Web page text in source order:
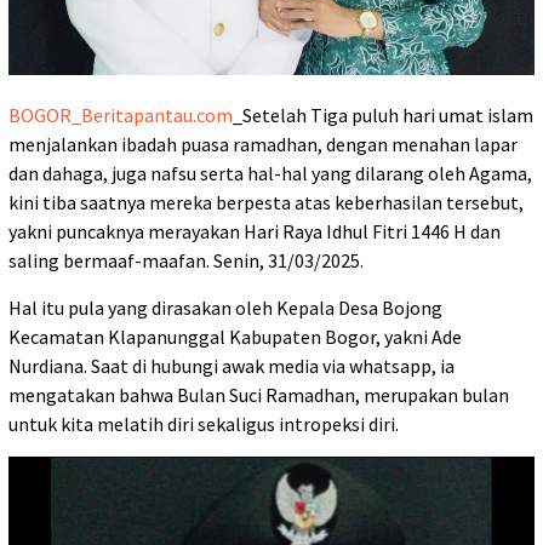
BOGOR_Beritapantau.com _Setelah Tiga puluh hari umat islam
menjalankan ibadah puasa ramadhan, dengan menahan lapar
dan dahaga, juga nafsu serta hal-hal yang dilarang oleh Agama,
kini tiba saatnya mereka berpesta atas keberhasilan tersebut,
yakni puncaknya merayakan Hari Raya Idhul Fitri 1446 H dan
saling bermaaf-maafan. Senin, 31/03/2025.
Hal itu pula yang dirasakan oleh Kepala Desa Bojong
Kecamatan Klapanunggal Kabupaten Bogor, yakni Ade
Nurdiana. Saat di hubungi awak media via whatsapp, ia
mengatakan bahwa Bulan Suci Ramadhan, merupakan bulan
untuk kita melatih diri sekaligus intropeksi diri.